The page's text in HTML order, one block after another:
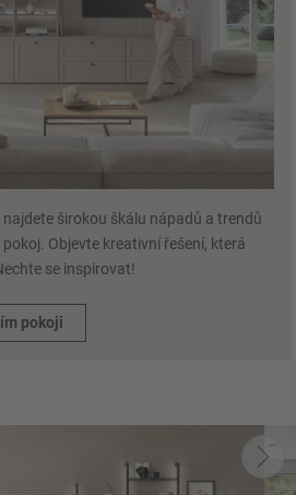
širokou škálu nápadů a trendů
Objevte kreativní řešení, která
se inspirovat!
pokoji